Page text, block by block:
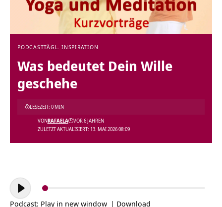
PODCASTTÄGL. INSPIRATION
Was bedeutet Dein Wille
geschehe
ZULETZT AKTUALISIERT: 13. MAI 2026 08:09
VONRAFAELA VOR 6 JAHREN
LESEZEIT: 0 MIN
Audio-
Player
Podcast: Play in new window | Download